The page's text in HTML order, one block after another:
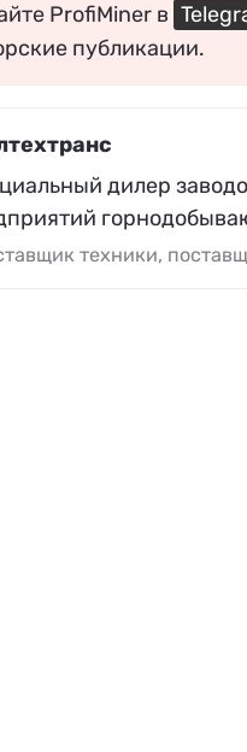
ProfiMiner в
публикации.
дилер
техники,